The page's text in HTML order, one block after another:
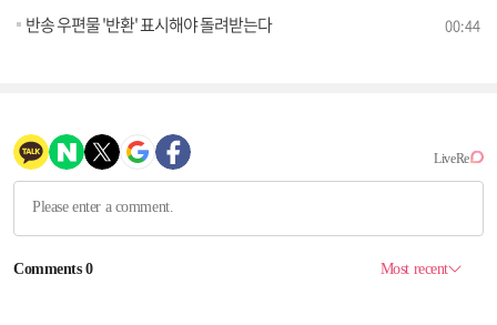
반송 우편물 '반환' 표시해야 돌려받는다 00:44